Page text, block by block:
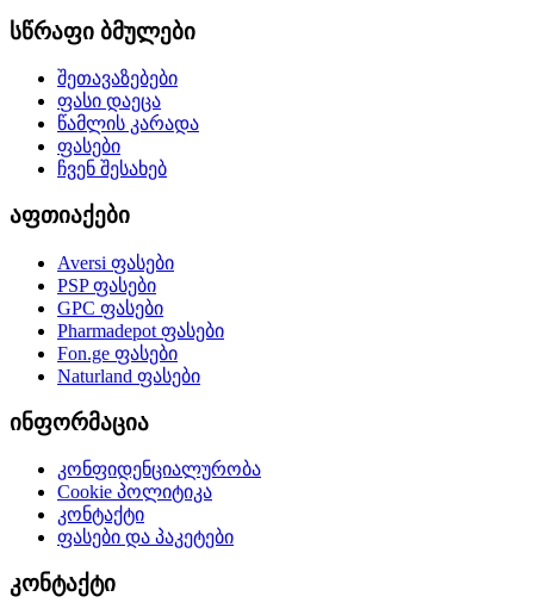
სწრაფი ბმულები
შეთავაზებები
ფასი დაეცა
წამლის კარადა
ფასები
ჩვენ შესახებ
აფთიაქები
Aversi ფასები
PSPფასები
GPC ფასები
Pharmadepot ფასები
Fon.ge ფასები
Naturland ფასები
ინფორმაცია
კონფიდენციალურობა
Cookie პოლიტიკა
კონტაქტი
ფასები და პაკეტები
კონტაქტი